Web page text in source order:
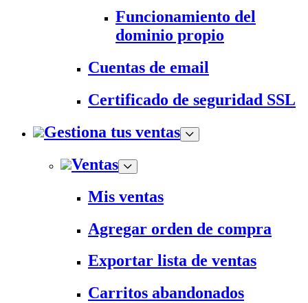
Funcionamiento del
dominio propio
Cuentas de email
Certificado de seguridad SSL
Gestiona tus ventas
Ventas
Mis ventas
Agregar orden de compra
Exportar lista de ventas
Carritos abandonados